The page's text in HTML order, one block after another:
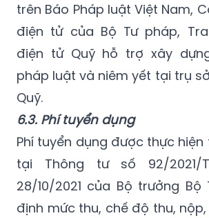
trên Báo Pháp luật Việt Nam,
điện tử của Bộ Tư pháp,
điện tử Quỹ hỗ trợ xây
pháp luật và niêm yết tại trụ
Quỹ.
6.3. Phí tuyển dụng
Phí tuyển dụng được thực
tại Thông tư số 92/2021/
28/10/2021 của Bộ trưởng Bộ
định mức thu, chế độ thu,